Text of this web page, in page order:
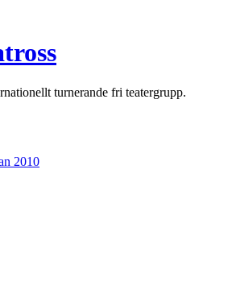
turnerande fri teatergrupp.
2010